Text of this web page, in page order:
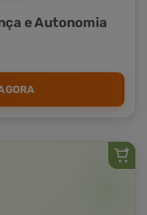
e Autonomia